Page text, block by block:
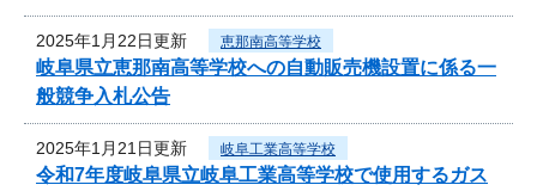
2025年1月22日更新 恵那南高等学校
岐阜県立恵那南高等学校への自動販売機設置に係る一
般競争入札公告
2025年1月21日更新 岐阜工業高等学校
令和7年度岐阜県立岐阜工業高等学校で使用するガス